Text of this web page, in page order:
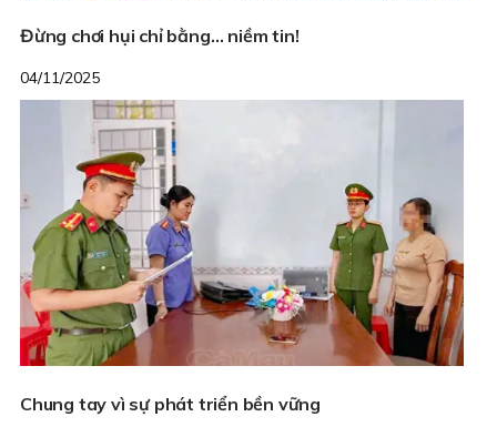
Đừng chơi hụi chỉ bằng… niềm tin!
04/11/2025
Chung tay vì sự phát triển bền vững